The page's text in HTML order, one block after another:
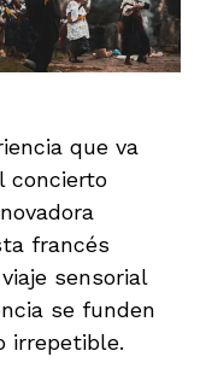
que va
concierto
francés
sensorial
se funden
irrepetible.